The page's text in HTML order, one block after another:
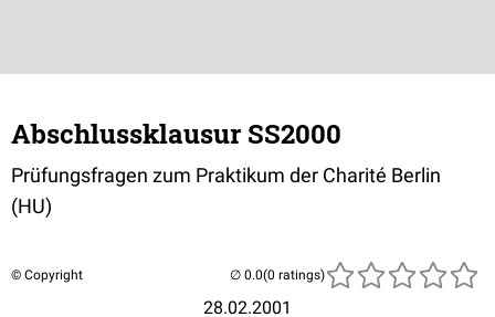
Abschlussklausur SS2000
Prüfungsfragen zum Praktikum der Charité Berlin
(HU)
© Copyright
28.02.2001
(0 ratings)